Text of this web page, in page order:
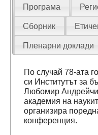
Програма
Сборник
Пленарни доклади
По случай 78-ата
си Институтът за
Любомир
академия на
организира
конференция.